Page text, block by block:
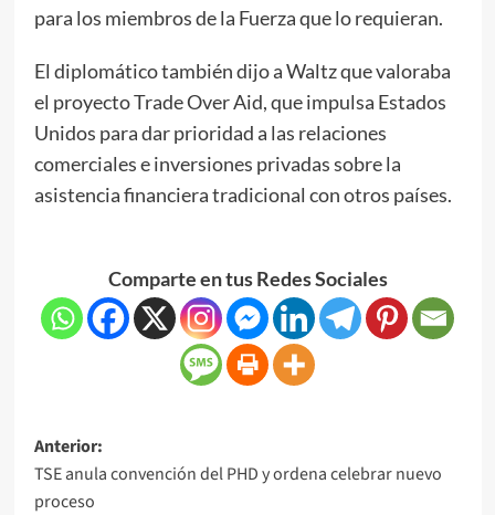
para los miembros de la Fuerza que lo requieran.
El diplomático también dijo a Waltz que valoraba
el proyecto Trade Over Aid, que impulsa Estados
Unidos para dar prioridad a las relaciones
comerciales e inversiones privadas sobre la
asistencia financiera tradicional con otros países.
Comparte en tus Redes Sociales
Anterior:
TSE anula convención del PHD y ordena celebrar nuevo
proceso